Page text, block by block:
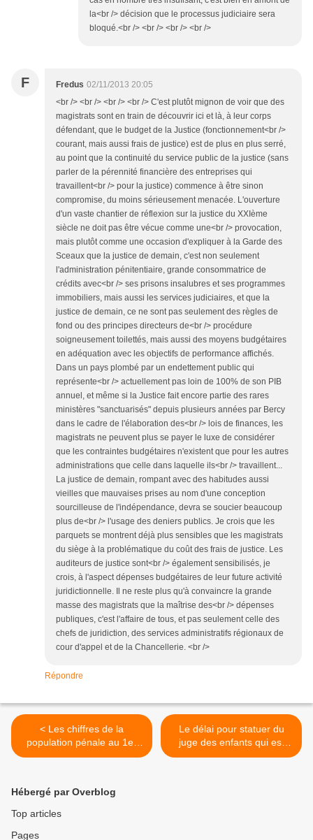
la<br /> décision que le processus judiciaire sera
bloqué.<br /> <br /> <br /> <br />
F Fredus 02/11/2013 20:05
<br /> <br /> <br /> <br /> C'est plutôt mignon de voir que des
magistrats sont en train de découvrir ici et là, à leur corps
défendant, que le budget de la Justice (fonctionnement<br />
courant, mais aussi frais de justice) est de plus en plus serré,
au point que la continuité du service public de la justice (sans
parler de la pérennité financière des entreprises qui
travaillent<br /> pour la justice) commence à être sinon
compromise, du moins sérieusement menacée. L'ouverture
d'un vaste chantier de réflexion sur la justice du XXIème
siècle ne doit pas être vécue comme une<br /> provocation,
mais plutôt comme une occasion d'expliquer à la Garde des
Sceaux que la justice de demain, c'est non seulement
l'administration pénitentiaire, grande consommatrice de
crédits avec<br /> ses prisons insalubres et ses programmes
immobiliers, mais aussi les services judiciaires, et que la
justice de demain, ce ne sont pas seulement des règles de
fond ou des principes directeurs de<br /> procédure
soigneusement toilettés, mais aussi des moyens budgétaires
en adéquation avec les objectifs de performance affichés.
Dans un pays plombé par un endettement public qui
représente<br /> actuellement pas loin de 100% de son PIB
annuel, et même si la Justice fait encore partie des rares
ministères "sanctuarisés" depuis plusieurs années par Bercy
dans le cadre de l'élaboration des<br /> lois de finances, les
magistrats ne peuvent plus se payer le luxe de considérer
que les contraintes budgétaires n'existent que pour les autres
administrations que celle dans laquelle ils<br /> travaillent...
La justice de demain, rompant avec des habitudes aussi
vieilles que mauvaises prises au nom d'une conception
sourcilleuse de l'indépendance, devra se soucier beaucoup
plus de<br /> l'usage des deniers publics. Je crois que les
parquets se montrent déjà plus sensibles que les magistrats
du siège à la problématique du coût des frais de justice. Les
auditeurs de justice sont<br /> également sensibilisés, je
crois, à l'aspect dépenses budgétaires de leur future activité
juridictionnelle. Il ne reste plus qu'à convaincre la grande
masse des magistrats que la maîtrise des<br /> dépenses
publiques, c'est l'affaire de tous, et pas seulement celle des
chefs de juridiction, des services administratifs régionaux de
cour d'appel et de la Chancellerie. <br />
Répondre
< Les chiffres de la
population pénale au 1er
octobre 2013
Le délai pour statuer du
juge des enfants qui est
saisi après décision
Hébergé par Overblog
Top articles
Pages